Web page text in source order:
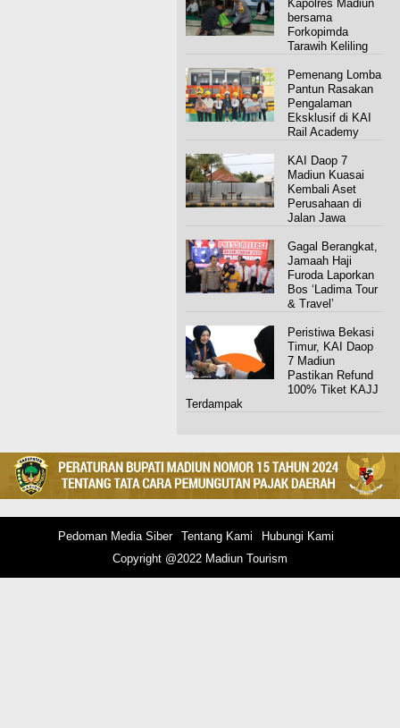
Kapolres Madiun
bersama
Forkopimda
Tarawih Keliling
Pemenang Lomba
Pantun Rasakan
Pengalaman
Eksklusif di KAI
Rail Academy
KAI Daop 7
Madiun Kuasai
Kembali Aset
Perusahaan di
Jalan Jawa
Gagal Berangkat,
Jamaah Haji
Furoda Laporkan
Bos ‘Ladima Tour
& Travel’
Peristiwa Bekasi
Timur, KAI Daop
7 Madiun
Pastikan Refund
100% Tiket KAJJ
Terdampak
Pedoman Media Siber Tentang Kami
Hubungi Kami
Copyright @2022 Madiun Tourism